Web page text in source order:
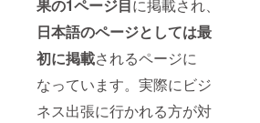
果の1ページ目に掲載され、
日本語のページとしては最
初に掲載されるページに
なっています。実際にビジ
ネス出張に行かれる方が対